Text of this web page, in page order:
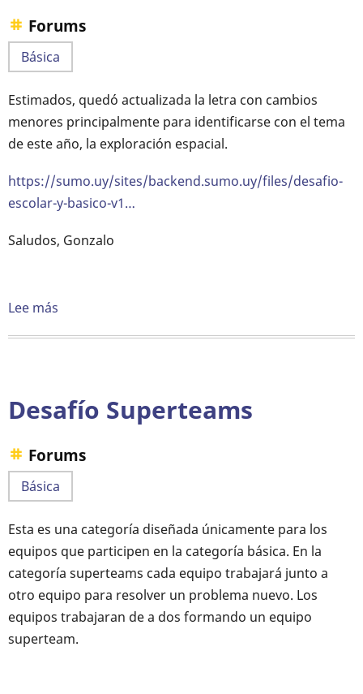
cortadoras
Forums
Básica
Estimados, quedó actualizada la letra con cambios
menores principalmente para identificarse con el tema
de este año, la exploración espacial.
https://sumo.uy/sites/backend.sumo.uy/files/desafio-
escolar-y-basico-v1…
Saludos, Gonzalo
Lee más
para
Desafío Superteams
Forums
Básica
Esta es una categoría diseñada únicamente para los
equipos que participen en la categoría básica. En la
categoría superteams cada equipo trabajará junto a
otro equipo para resolver un problema nuevo. Los
equipos trabajaran de a dos formando un equipo
superteam.